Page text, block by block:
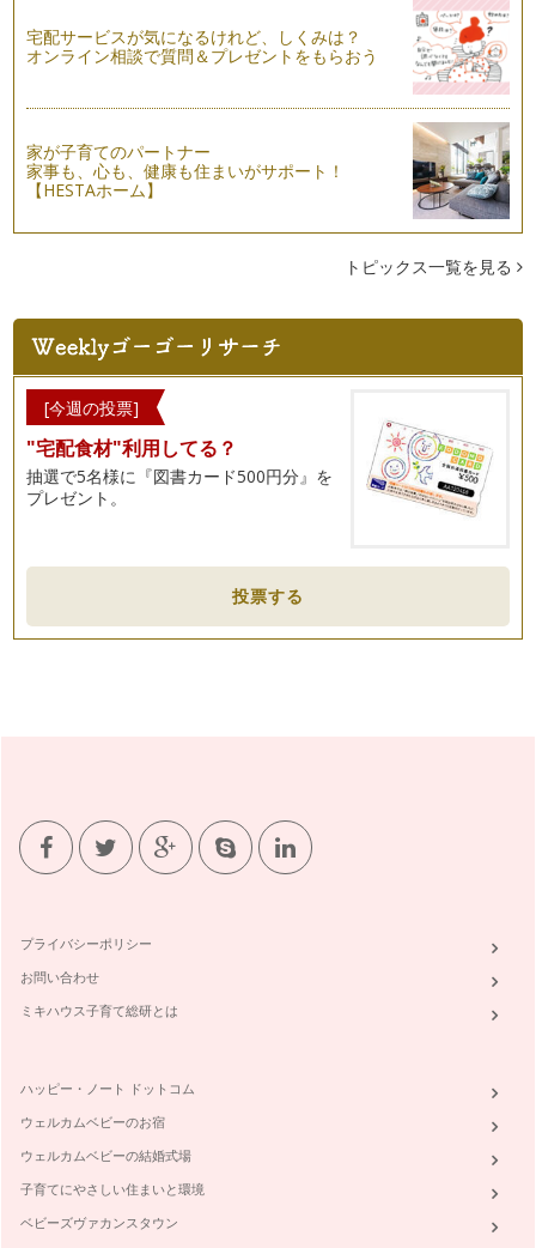
言語と文化：本当の異文化理解
海外の人と関係を築いていくために英語はとっておきのツール
子どもに習い事をさせる際、多くの教室の中からお子さんにと
って、ご両親にとってベストな教室を選…
テクノロジーの進歩とともに、英語学習の形もどんどん変わっ
てきています。今ではどこに住んでいて…
言語とボディーランゲージ
私たち人はコミュニュケーションをとる際、音声だけでなくボ
ディーランゲージも利用します。耳で聞…
英語の冠詞
英語の冠詞（a, an, the）は誰もが知っていますね。しかし、
英語教育で大切なこと、日本の英語教育の弱点、これまで色々
とお話ししてきましたね。 &nb…
たが、もう一つ忘れてはならないのが言…
発音の大切さ：お家で出来る、楽しく正しい発音練習法
赤ちゃんとママと英語
「学校の英語の成績は良かったのに、外国の人と話そうと思っ
たらちっとも通じない。」それは、多く…
宅配サービスが気になるけれど、しくみは？
オンライン相談で質問＆プレゼントをもらおう
家が子育てのパートナー
家事も、心も、健康も住まいがサポート！
【HESTAホーム】
トピックス一覧を見る
[今週の投票]
"宅配食材"利用してる？
抽選で5名様に『図書カード500円分』を
プレゼント。
投票する
プライバシーポリシー
お問い合わせ
ミキハウス子育て総研とは
ハッピー・ノート ドットコム
ウェルカムベビーのお宿
ウェルカムベビーの結婚式場
子育てにやさしい住まいと環境
ベビーズヴァカンスタウン